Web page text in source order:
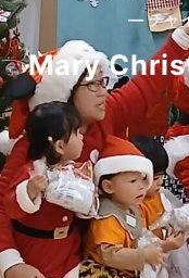
— チャ
Mary